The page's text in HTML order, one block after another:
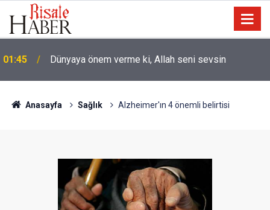
01:45 Dünyaya önem verme ki, Allah seni sevsin
Anasayfa Sağlık Alzheimer'ın 4 önemli belirtisi